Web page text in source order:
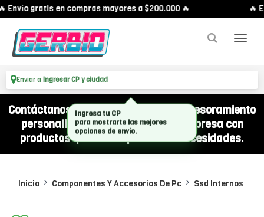
Envío gratis en compras mayores a $200.000 🔥 🔥
Enviar a Ingresar CP y ciudad
Contáctanos por WhatsApp y recibí asesoramiento
personalizado para equipar a tu empresa con
productos que se adapten a tus necesidades.
Inicio Componentes Y Accesorios De Pc Ssd Internos